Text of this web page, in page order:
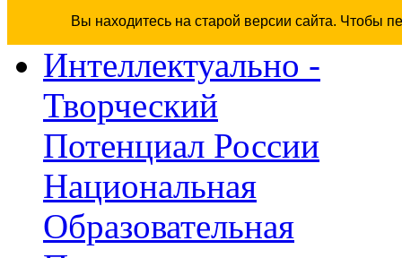
Вы находитесь на старой версии сайта. Чтобы
Интеллектуально -
Творческий
Потенциал России
Национальная
Образовательная